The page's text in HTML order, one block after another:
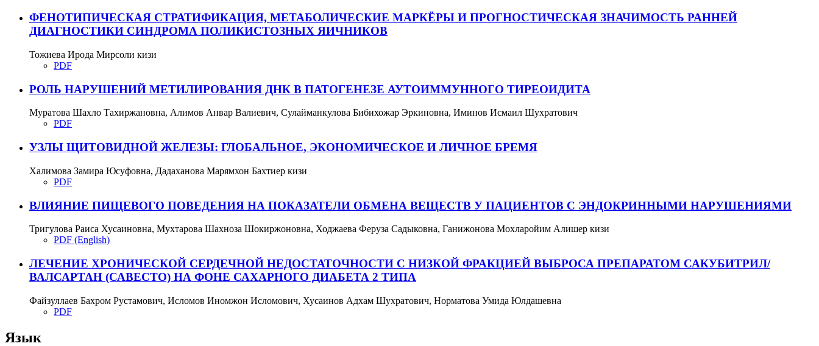
ФЕНОТИПИЧЕСКАЯ СТРАТИФИКАЦИЯ, МЕТАБОЛИЧЕСКИЕ МАРКЁРЫ И ПРОГНОСТИЧЕСКАЯ ЗНАЧИМОСТЬ РАННЕЙ
ДИАГНОСТИКИ СИНДРОМА ПОЛИКИСТОЗНЫХ ЯИЧНИКОВ
Тожиева Ирода Мирсоли кизи
PDF
РОЛЬ НАРУШЕНИЙ МЕТИЛИРОВАНИЯ ДНК В ПАТОГЕНЕЗЕ АУТОИММУННОГО ТИРЕОИДИТА
Муратова Шахло Тахиржановна, Алимов Анвар Валиевич, Сулайманкулова Бибихожар Эркиновна, Иминов Исмаил Шухратович
PDF
УЗЛЫ ЩИТОВИДНОЙ ЖЕЛЕЗЫ: ГЛОБАЛЬНОЕ, ЭКОНОМИЧЕСКОЕ И ЛИЧНОЕ БРЕМЯ
Халимова Замира Юсуфовна, Дадаханова Марямхон Бахтиер кизи
PDF
ВЛИЯНИЕ ПИЩЕВОГО ПОВЕДЕНИЯ НА ПОКАЗАТЕЛИ ОБМЕНА ВЕЩЕСТВ У ПАЦИЕНТОВ С ЭНДОКРИННЫМИ НАРУШЕНИЯМИ
Тригулова Раиса Хусаиновна, Мухтарова Шахноза Шокиржоновна, Ходжаева Феруза Садыковна, Ганижонова Мохларойим Алишер кизи
PDF (English)
ЛЕЧЕНИЕ ХРОНИЧЕСКОЙ СЕРДЕЧНОЙ НЕДОСТАТОЧНОСТИ С НИЗКОЙ ФРАКЦИЕЙ ВЫБРОСА ПРЕПАРАТОМ САКУБИТРИЛ/
ВАЛСАРТАН (САВЕСТО) НА ФОНЕ САХАРНОГО ДИАБЕТА 2 ТИПА
Файзуллаев Бахром Рустамович, Исломов Иномжон Исломович, Хусаинов Адхам Шухратович, Норматова Умида Юлдашевна
PDF
Язык